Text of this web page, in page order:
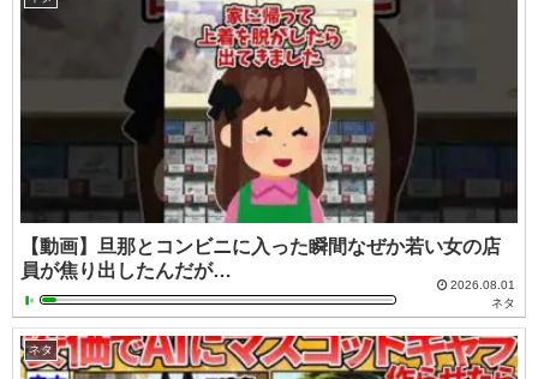
【動画】旦那とコンビニに入った瞬間なぜか若い女の店
員が焦り出したんだが…
2026.08.01
ネタ
ネタ